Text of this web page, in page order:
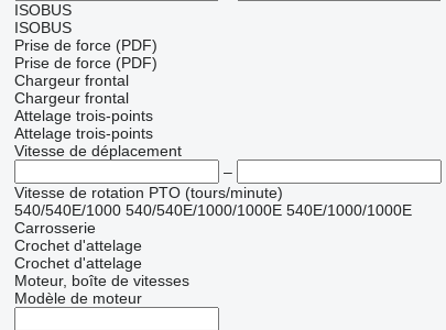
ISOBUS
ISOBUS
Prise de force (PDF)
Prise de force (PDF)
Chargeur frontal
Chargeur frontal
Attelage trois-points
Attelage trois-points
Vitesse de déplacement
–
Vitesse de rotation PTO (tours/minute)
540/540E/1000 540/540E/1000/1000E 540E/1000/1000E
Carrosserie
Crochet d'attelage
Crochet d'attelage
Moteur, boîte de vitesses
Modèle de moteur